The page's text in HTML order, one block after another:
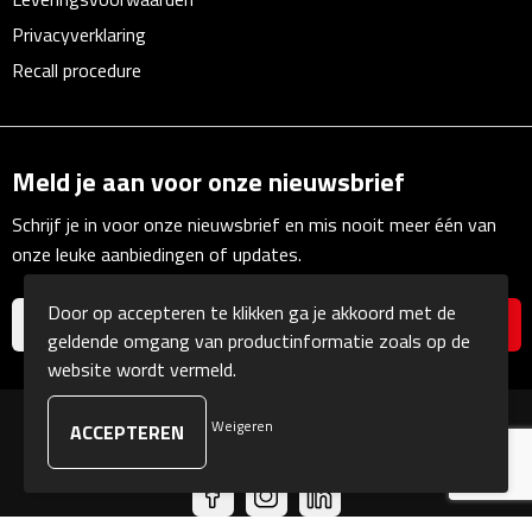
Linialen
Magneten
Muismatten
Pennen etui's
Pennenhouders
Puntenslijpers
Rekenmachines
Document- & Schrijfmappen
Privacyverklaring
Recall procedure
Meld je aan voor onze nieuwsbrief
Schrijf je in voor onze nieuwsbrief en mis nooit meer één van
onze leuke aanbiedingen of updates.
© Copyright Kranengeschenken 2026
Door op accepteren te klikken ga je akkoord met de
geldende omgang van productinformatie zoals op de
website wordt vermeld.
Weigeren